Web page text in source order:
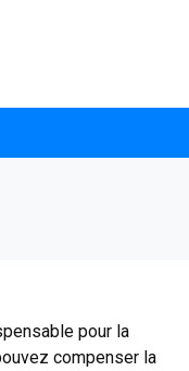
pour la
compenser la